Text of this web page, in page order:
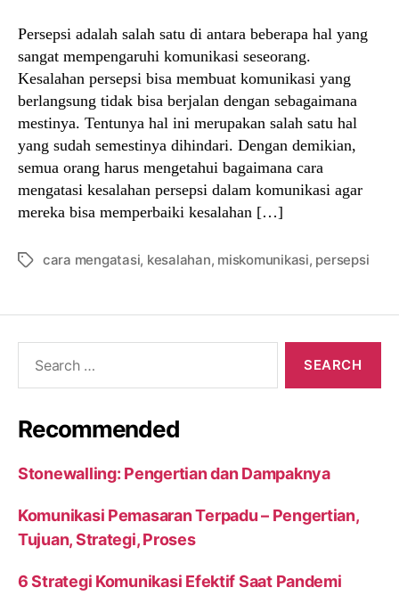
Persepsi adalah salah satu di antara beberapa hal yang
sangat mempengaruhi komunikasi seseorang.
Kesalahan persepsi bisa membuat komunikasi yang
berlangsung tidak bisa berjalan dengan sebagaimana
mestinya. Tentunya hal ini merupakan salah satu hal
yang sudah semestinya dihindari. Dengan demikian,
semua orang harus mengetahui bagaimana cara
mengatasi kesalahan persepsi dalam komunikasi agar
mereka bisa memperbaiki kesalahan […]
Tagscara mengatasi, kesalahan, miskomunikasi, persepsi
Recommended
Stonewalling: Pengertian dan Dampaknya
Komunikasi Pemasaran Terpadu – Pengertian,
Tujuan, Strategi, Proses
6 Strategi Komunikasi Efektif Saat Pandemi